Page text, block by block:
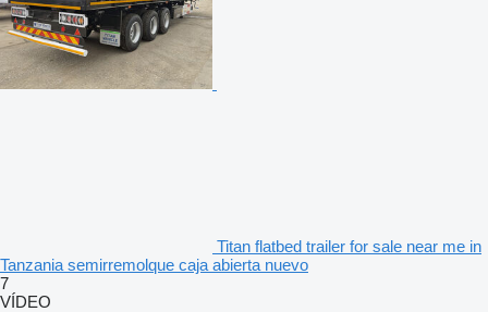
Titan flatbed trailer for sale near me in
Tanzania semirremolque caja abierta nuevo
7
VÍDEO